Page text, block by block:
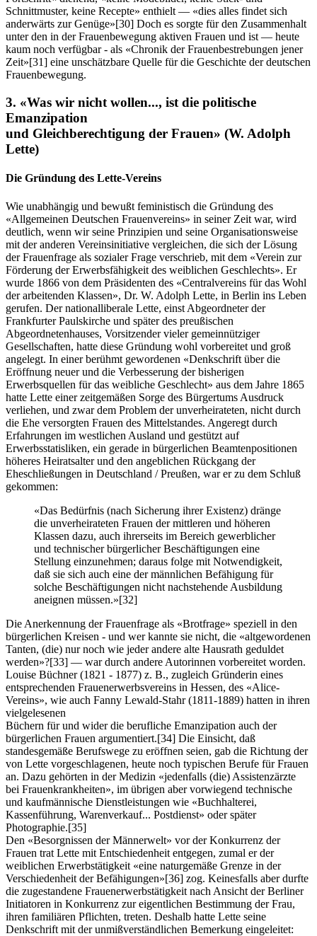
Schnittmuster, keine Recepte» enthielt — «dies alles findet sich
anderwärts zur Genüge»[30] Doch es sorgte für den Zusammenhalt
unter den in der Frauenbewegung aktiven Frauen und ist — heute
kaum noch verfügbar - als «Chronik der Frauenbestrebungen jener
Zeit»[31] eine unschätzbare Quelle für die Geschichte der deutschen
Frauenbewegung.
3. «Was wir nicht wollen..., ist die politische
Emanzipation
und Gleichberechtigung der Frauen» (W. Adolph
Lette)
Die Gründung des Lette-Vereins
Wie unabhängig und bewußt feministisch die Gründung des
«Allgemeinen Deutschen Frauenvereins» in seiner Zeit war, wird
deutlich, wenn wir seine Prinzipien und seine Organisationsweise
mit der anderen Vereinsinitiative vergleichen, die sich der Lösung
der Frauenfrage als sozialer Frage verschrieb, mit dem «Verein zur
Förderung der Erwerbsfähigkeit des weiblichen Geschlechts». Er
wurde 1866 von dem Präsidenten des «Centralvereins für das Wohl
der arbeitenden Klassen», Dr. W. Adolph Lette, in Berlin ins Leben
gerufen. Der nationalliberale Lette, einst Abgeordneter der
Frankfurter Paulskirche und später des preußischen
Abgeordnetenhauses, Vorsitzender vieler gemeinnütziger
Gesellschaften, hatte diese Gründung wohl vorbereitet und groß
angelegt. In einer berühmt gewordenen «Denkschrift über die
Eröffnung neuer und die Verbesserung der bisherigen
Erwerbsquellen für das weibliche Geschlecht» aus dem Jahre 1865
hatte Lette einer zeitgemäßen Sorge des Bürgertums Ausdruck
verliehen, und zwar dem Problem der unverheirateten, nicht durch
die Ehe versorgten Frauen des Mittelstandes. Angeregt durch
Erfahrungen im westlichen Ausland und gestützt auf
Erwerbsstatisliken, ein gerade in bürgerlichen Beamtenpositionen
höheres Heiratsalter und den angeblichen Rückgang der
Eheschließungen in Deutschland / Preußen, war er zu dem Schluß
gekommen:
«Das Bedürfnis (nach Sicherung ihrer Existenz) dränge
die unverheirateten Frauen der mittleren und höheren
Klassen dazu, auch ihrerseits im Bereich gewerblicher
und technischer bürgerlicher Beschäftigungen eine
Stellung einzunehmen; daraus folge mit Notwendigkeit,
daß sie sich auch eine der männlichen Befähigung für
solche Beschäftigungen nicht nachstehende Ausbildung
aneignen müssen.»[32]
Die Anerkennung der Frauenfrage als «Brotfrage» speziell in den
bürgerlichen Kreisen - und wer kannte sie nicht, die «altgewordenen
Tanten, (die) nur noch wie jeder andere alte Hausrath geduldet
werden»?[33] — war durch andere Autorinnen vorbereitet worden.
Louise Büchner (1821 - 1877) z. B., zugleich Gründerin eines
entsprechenden Frauenerwerbsvereins in Hessen, des «Alice-
Vereins», wie auch Fanny Lewald-Stahr (1811-1889) hatten in ihren
vielgelesenen
Büchern für und wider die berufliche Emanzipation auch der
bürgerlichen Frauen argumentiert.[34] Die Einsicht, daß
standesgemäße Berufswege zu eröffnen seien, gab die Richtung der
von Lette vorgeschlagenen, heute noch typischen Berufe für Frauen
an. Dazu gehörten in der Medizin «jedenfalls (die) Assistenzärzte
bei Frauenkrankheiten», im übrigen aber vorwiegend technische
und kaufmännische Dienstleistungen wie «Buchhalterei,
Kassenführung, Warenverkauf... Postdienst» oder später
Photographie.[35]
Den «Besorgnissen der Männerwelt» vor der Konkurrenz der
Frauen trat Lette mit Entschiedenheit entgegen, zumal er der
weiblichen Erwerbstätigkeit «eine naturgemäße Grenze in der
Verschiedenheit der Befähigungen»[36] zog. Keinesfalls aber durfte
die zugestandene Frauenerwerbstätigkeit nach Ansicht der Berliner
Initiatoren in Konkurrenz zur eigentlichen Bestimmung der Frau,
ihren familiären Pflichten, treten. Deshalb hatte Lette seine
Denkschrift mit der unmißverständlichen Bemerkung eingeleitet: